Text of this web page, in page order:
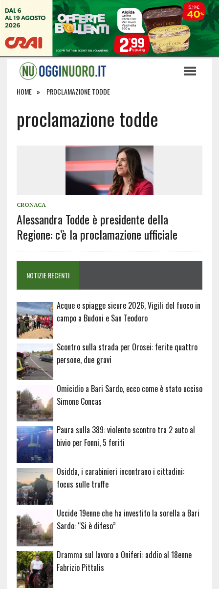
HOME PROCLAMAZIONE TODDE
proclamazione todde
CRONACA
Alessandra Todde è presidente della
Regione: c’è la proclamazione ufficiale
NOTIZIE RECENTI
Acque e spiagge sicure 2026, Vigili del fuoco in
campo a Budoni e San Teodoro
Scontro sulla strada per Orosei: ferite quattro
persone, due gravi
Omicidio a Bari Sardo, ecco come è stato ucciso
Simone Concas
Paura sulla 389: violento scontro tra 2 auto al
bivio per Fonni, 5 feriti
Osidda, i carabinieri incontrano i cittadini:
focus sulle truffe
Uccide 19enne che ha investito la sorella a Bari
Sardo: “Si è difeso”
Dramma sul lavoro a Oniferi: addio al 18enne
Fabrizio Pittalis